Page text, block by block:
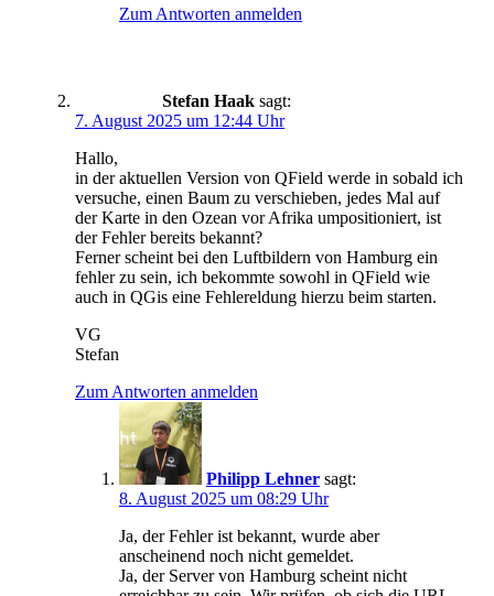
Zum Antworten anmelden
Stefan Haak sagt:
7. August 2025 um 12:44 Uhr
Hallo,
in der aktuellen Version von QField werde in sobald ich
versuche, einen Baum zu verschieben, jedes Mal auf
der Karte in den Ozean vor Afrika umpositioniert, ist
der Fehler bereits bekannt?
Ferner scheint bei den Luftbildern von Hamburg ein
fehler zu sein, ich bekommte sowohl in QField wie
auch in QGis eine Fehlereldung hierzu beim starten.
VG
Stefan
Zum Antworten anmelden
Philipp Lehner sagt:
8. August 2025 um 08:29 Uhr
Ja, der Fehler ist bekannt, wurde aber
anscheinend noch nicht gemeldet.
Ja, der Server von Hamburg scheint nicht